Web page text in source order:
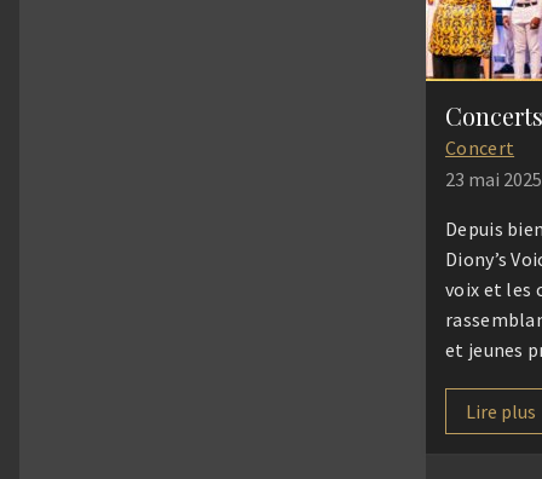
Concert
23 mai 2025
Depuis
Diony’s
voix et les
et jeunes
autour du
Inspirés
Lire plus